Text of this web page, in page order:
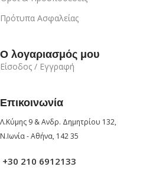
Πρότυπα Ασφαλείας
Ο λογαριασμός μου
Είσοδος / Εγγραφή
Επικοινωνία
Λ.Κύμης 9 & Ανδρ. Δημητρίου 132,
Ν.Ιωνία - Αθήνα, 142 35
+30 210 6912133